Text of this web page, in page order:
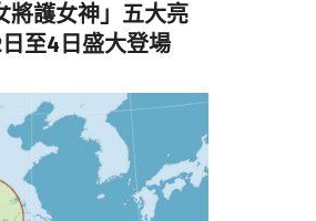
將護女神」五大亮
至4日盛大登場